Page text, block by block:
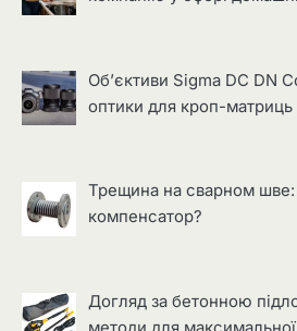
Об’єктиви Sigma DC DN
оптики для кроп-матриць
Трещина на сварном
компенсатор?
Догляд за бетонною